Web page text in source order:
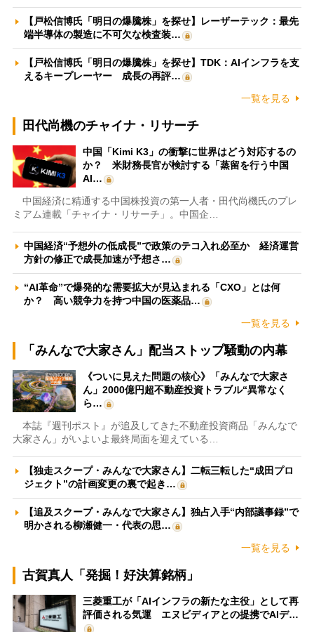
【戸松信博氏「明日の爆騰株」を探せ】レーザーテック：最先
端半導体の製造に不可欠な検査装…
【戸松信博氏「明日の爆騰株」を探せ】TDK：AIインフラを支
えるキープレーヤー 成長の再評…
一覧を見る
田代尚機のチャイナ・リサーチ
中国「Kimi K3」の衝撃に世界はどう対応するの
か？ 米財務長官が検討する「蒸留を行う中国
AI…
中国経済に精通する中国株投資の第一人者・田代尚機氏のプレ
ミアム連載「チャイナ・リサーチ」。中国企…
中国経済“予想外の低成長”で政策のテコ入れ必至か 経済運営
方針の修正で成長加速が予想さ…
“AI革命”で爆発的な需要拡大が見込まれる「CXO」とは何
か？ 高い競争力を持つ中国の医薬品…
一覧を見る
「みんなで大家さん」配当ストップ騒動の内幕
《ついに見えた問題の核心》「みんなで大家さ
ん」2000億円超不動産投資トラブル“異常なく
ら…
本誌『週刊ポスト』が追及してきた不動産投資商品「みんなで
大家さん」がいよいよ最終局面を迎えている…
【独走スクープ・みんなで大家さん】二転三転した“成田プロ
ジェクト”の計画変更の裏で起き…
【追及スクープ・みんなで大家さん】独占入手“内部議事録”で
明かされる柳瀬健一・代表の思…
一覧を見る
古賀真人「発掘！好決算銘柄」
三菱重工が「AIインフラの新たな主役」として再
評価される気運 エヌビディアとの提携でAIデ…